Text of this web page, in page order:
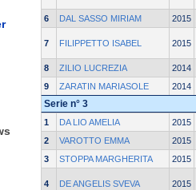
6 DAL SASSO MIRIAM 2015
7 FILIPPETTO ISABEL 2015
8 ZILIO LUCREZIA 2014
9
ZARATIN MARIASOLE 2014
Serie n° 3
1 DA LIO AMELIA 2015
2
VAROTTO EMMA 2015
3
STOPPA MARGHERITA 2015
4 DE ANGELIS SVEVA 2015